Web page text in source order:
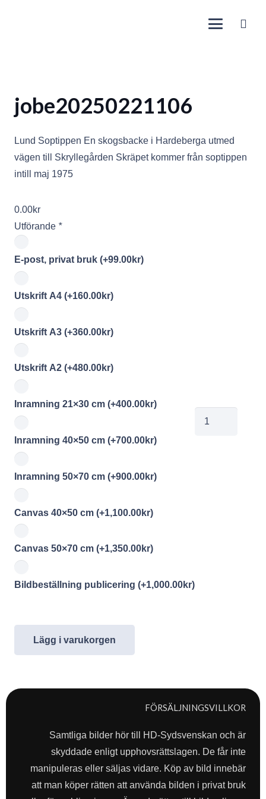
jobe20250221106
Lund Soptippen En skogsbacke i Hardeberga utmed
vägen till Skryllegården Skräpet kommer från soptippen
intill maj 1975
0.00kr
Utförande *
E-post, privat bruk (+99.00kr)
Utskrift A4 (+160.00kr)
Utskrift A3 (+360.00kr)
Utskrift A2 (+480.00kr)
Inramning 21×30 cm (+400.00kr)
Inramning 40×50 cm (+700.00kr)
Inramning 50×70 cm (+900.00kr)
Canvas 40×50 cm (+1,100.00kr)
Canvas 50×70 cm (+1,350.00kr)
Bildbeställning publicering (+1,000.00kr)
Lägg i varukorgen
FÖRSÄLJNINGSVILLKOR
Samtliga bilder hör till HD-Sydsvenskan och är
skyddade enligt upphovsrättslagen. De får inte
manipuleras eller säljas vidare. Köp av bild innebär
att man köper rätten att använda bilden i privat bruk